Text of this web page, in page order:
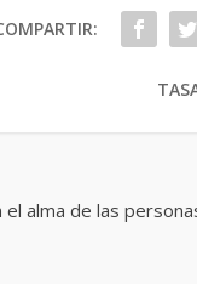
alma de las